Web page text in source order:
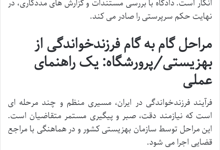
انکار است. دادگاه با بررسی مستندات و گزارش های مددکاری، در
نهایت حکم سرپرستی را صادر می کند.
مراحل گام به گام فرزندخواندگی از
بهزیستی/پرورشگاه: یک راهنمای
عملی
فرآیند فرزندخواندگی در ایران، مسیری منظم و چند مرحله ای
است که نیازمند دقت، صبر و پیگیری مستمر متقاضیان است.
این مراحل توسط سازمان بهزیستی کشور و در هماهنگی با مراجع
قضایی اجرا می شود.